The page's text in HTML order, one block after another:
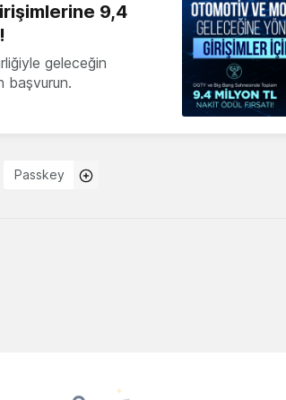
9,4
geleceğin
başvurun.
Passkey